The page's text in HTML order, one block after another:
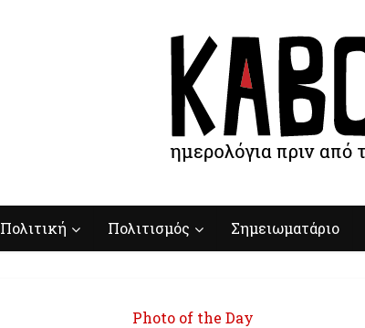
Πολιτική Πολιτισμός Σημειωματάριο
Photo of the Day